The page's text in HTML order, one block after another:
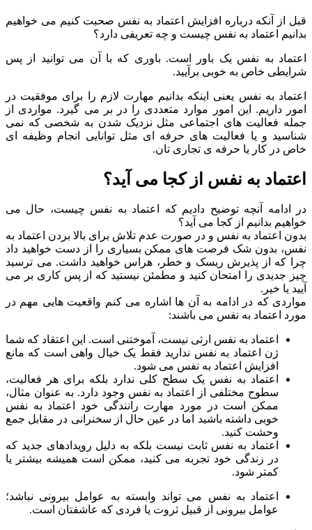
قبل از آنکه درباره افزایش اعتماد به نفس صحبت کنیم می خواهیم
بدانیم اعتماد به نفس چیست و چه تعریفی دارد؟
اعتماد به نفس یک باور است. باوری که با آن می توانید از پس
شرایطی خاص به خوبی برآیید.
اعتماد به نفس یعنی اینکه بدانیم مهارت لازم را برای موفقیت در
امور داریم. این امور موارد متعددی را در بر می گیرد. مواردی از
جمله فعالیت های اجتماعی مثل نزدیک شدن به شخصی که نمی
شناسید و یا فعالیت های حرفه ای مثل توانایی انجام وظیفه ای
خاص در کار یا حرفه ی تجاری تان.
اعتماد به نفس از کجا می آید؟
در ادامه آنچه توضیح دادیم که اعتماد به نفس چیست، حال می
خواهیم بدانیم از کجا می آید؟
بدون اعتماد به نفس و در صورت عدم تلاش برای بالا بردن اعتماد به
نفس، بدون شک فرصت های ممکن بسیاری را از دست خواهید داد
چرا که از پذیرش ریسک و خطر، هراس خواهید داشت. می ترسید
چیز جدیدی را امتحان کنید و مطمئن نیستید که از پس کاری بر می
آیید یا خیر.
مواردی که در ادامه به آن ها اشاره می کنم واقعیت هایی مهم در
مورد اعتماد به نفس می باشند:
اعتماد به نفس ارثی نیست، آموختنی است. این اعتقاد که شما
ژن اعتماد به نفس ندارید فقط یک خیال واهی است که مانع
افزایش اعتماد به نفس می شود.
اعتماد به نفس یک سطح کلی ندارد بلکه برای هر فعالیت،
سطوح مختلفی از اعتماد به نفس وجود دارد. به عنوان مثال،
ممکن است در مورد مهارت رانندگی خود اعتماد به نفس
خوبی داشته باشید اما در عین حال از سخنرانی در مقابل جمع
وحشت کنید.
اعتماد به نفس ثابت نیست بلکه به دلیل رویدادهای جدید که
در زندگی خود تجربه می کنید، ممکن است همیشه بیشتر یا
کمتر شود.
اعتماد به نفس می تواند وابسته به عوامل بیرونی نباشد؛
عوامل بیرونی از قبیل ثروت یا فردی که عاشقتان است.